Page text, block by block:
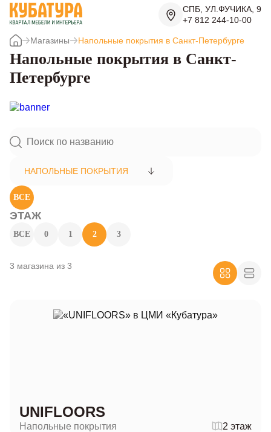
СПБ, УЛ.ФУЧИКА, 9
+7 812 244-10-00
Магазины Напольные покрытия в Санкт-Петербурге
Напольные покрытия в Санкт-
Петербурге
НАПОЛЬНЫЕ ПОКРЫТИЯ
ВСЕ
ЭТАЖ
ВСЕ 0 1 2 3
3 магазина из 3
UNIFLOORS
Напольные покрытия 2 этаж